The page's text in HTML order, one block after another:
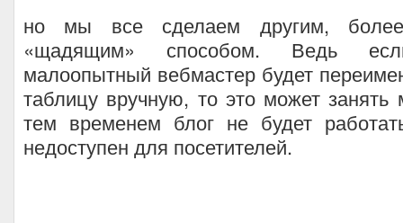
но мы все сделаем другим,
«щадящим» способом. Ведь
малоопытный вебмастер будет
таблицу вручную, то это может занять
тем временем блог не будет
недоступен для посетителей.